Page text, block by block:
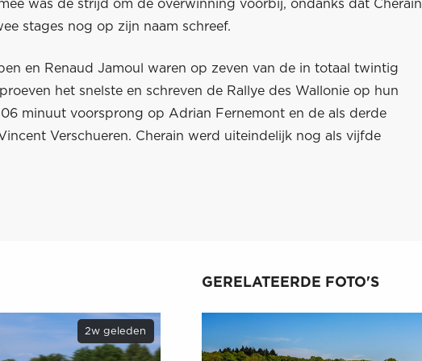
was de strijd om de overwinning voorbij, ondanks dat Cherain
stages nog op zijn naam schreef.
en Renaud Jamoul waren op zeven van de in totaal twintig
het snelste en schreven de Rallye des Wallonie op hun
minuut voorsprong op Adrian Fernemont en de als derde
Verschueren. Cherain werd uiteindelijk nog als vijfde
2w geleden
GERELATEERDE FOTO'S